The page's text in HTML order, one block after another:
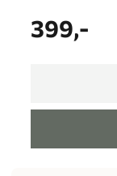
399,-